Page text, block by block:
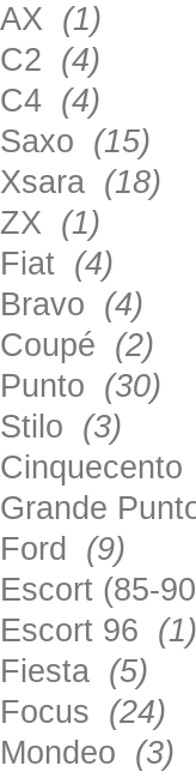
AX (1)
C2 (4)
C4 (4)
Saxo (15)
Xsara (18)
ZX (1)
Fiat (4)
Bravo (4)
Coupé (2)
Punto (30)
Stilo (3)
Cinquecento
Grande
Ford (9)
Escort (85-
Escort 96 (1)
Fiesta (5)
Focus (24)
Mondeo (3)